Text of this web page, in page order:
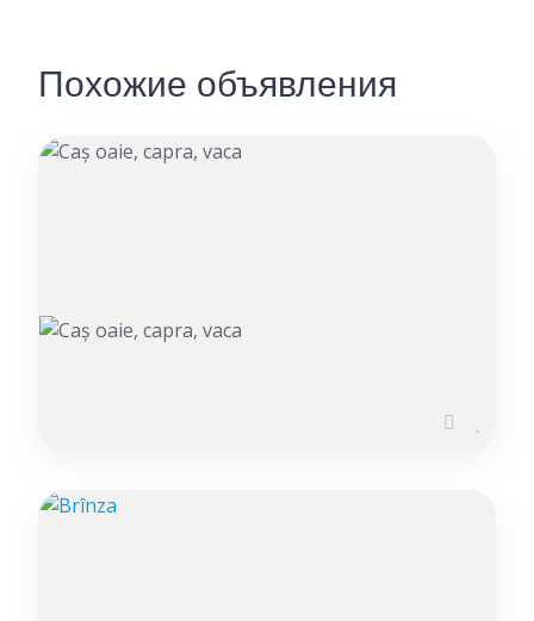
Похожие объявления
Caș oaie, capra, vaca